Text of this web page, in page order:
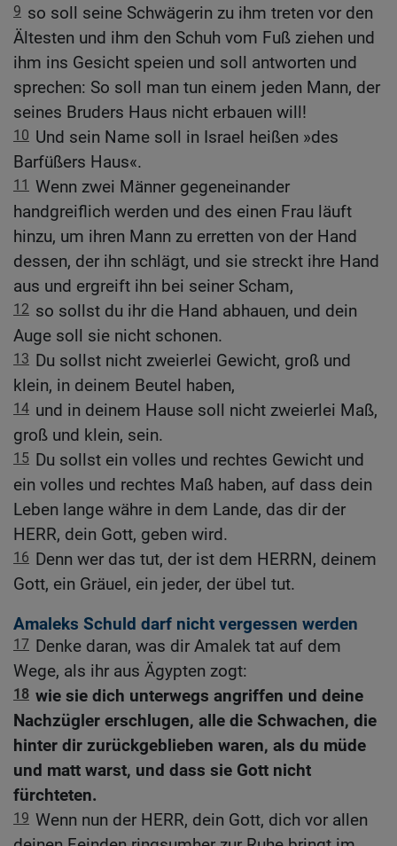
9 so soll seine Schwägerin zu ihm treten vor den
Ältesten und ihm den Schuh vom Fuß ziehen und
ihm ins Gesicht speien und soll antworten und
sprechen: So soll man tun einem jeden Mann, der
seines Bruders Haus nicht erbauen will!
10 Und sein Name soll in Israel heißen »des
Barfüßers Haus«.
11 Wenn zwei Männer gegeneinander
handgreiflich werden und des einen Frau läuft
hinzu, um ihren Mann zu erretten von der Hand
dessen, der ihn schlägt, und sie streckt ihre Hand
aus und ergreift ihn bei seiner Scham,
12 so sollst du ihr die Hand abhauen, und dein
Auge soll sie nicht schonen.
13 Du sollst nicht zweierlei Gewicht, groß und
klein, in deinem Beutel haben,
14 und in deinem Hause soll nicht zweierlei Maß,
groß und klein, sein.
15 Du sollst ein volles und rechtes Gewicht und
ein volles und rechtes Maß haben, auf dass dein
Leben lange währe in dem Lande, das dir der
HERR, dein Gott, geben wird.
16 Denn wer das tut, der ist dem HERRN, deinem
Gott, ein Gräuel, ein jeder, der übel tut.
Amaleks Schuld darf nicht vergessen werden
17 Denke daran, was dir Amalek tat auf dem
Wege, als ihr aus Ägypten zogt:
18 wie sie dich unterwegs angriffen und deine
Nachzügler erschlugen, alle die Schwachen, die
hinter dir zurückgeblieben waren, als du müde
und matt warst, und dass sie Gott nicht
fürchteten.
19 Wenn nun der HERR, dein Gott, dich vor allen